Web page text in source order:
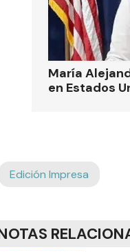
María
en Estados
Edición Impresa